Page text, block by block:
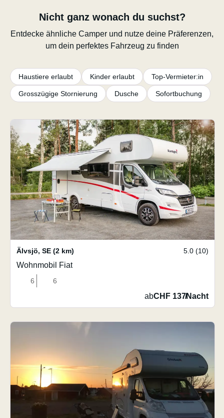
Nicht ganz wonach du suchst?
Entdecke ähnliche Camper und nutze deine Präferenzen,
um dein perfektes Fahrzeug zu finden
Haustiere erlaubt Kinder erlaubt Top-Vermieter:in
Grosszügige Stornierung Dusche Sofortbuchung
Älvsjö, SE (2 km) 5.0 (10)
Wohnmobil Fiat
6 6
abCHF 137/Nacht